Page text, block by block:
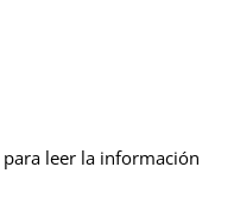
para leer la información